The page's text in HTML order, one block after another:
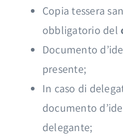
Copia tessera
obbligatorio del
Documento
presente;
In caso di
documento
delegante;